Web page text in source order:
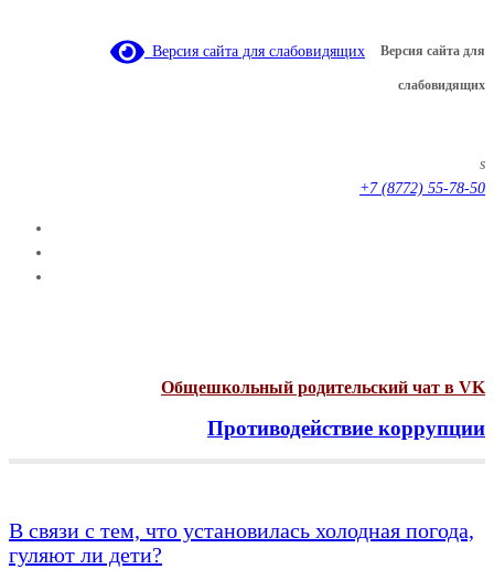
Версия сайта для слабовидящих Версия сайта для
слабовидящих
s
+7 (8772) 55-78-50
Общешкольный родительский чат в VK
Противодействие коррупции
В связи с тем, что установилась холодная погода,
гуляют ли дети?